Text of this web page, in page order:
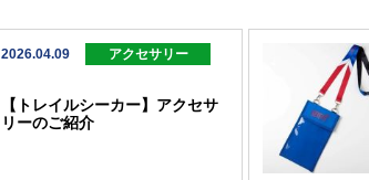
2026.04.09 アクセサリー
【トレイルシーカー】アクセサ
リーのご紹介